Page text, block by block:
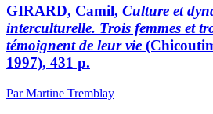
GIRARD, Camil, Culture et
interculturelle. Trois femmes et
témoignent de leur vie
1997), 431 p.
Par Martine Tremblay